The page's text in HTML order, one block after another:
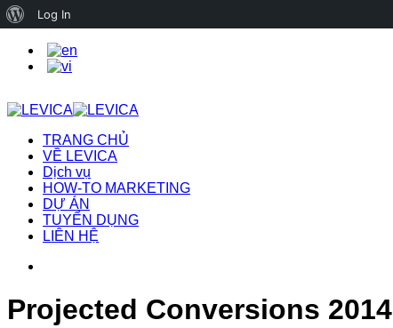
TRANG CHỦ
VỀ LEVICA
Dịch vụ
HOW-TO MARKETING
DỰ ÁN
TUYỂN DỤNG
LIÊN HỆ
Projected Conversions 2014
About
WordPress
Log In